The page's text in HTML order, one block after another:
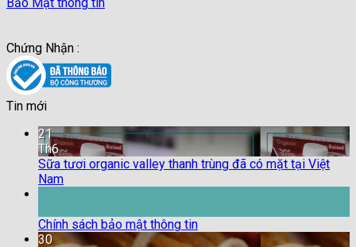
Chứng Nhận :
Tin mới
21
Th6
Sữa tươi organic valley thanh trùng đã có mặt tại Việt
Nam
Chính sách bảo mật thông tin
30